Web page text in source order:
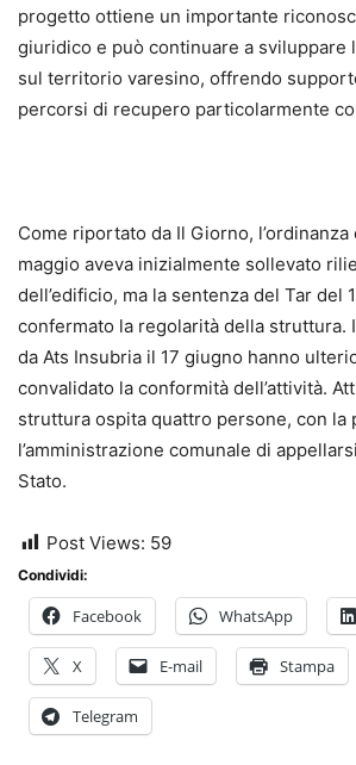
progetto ottiene un importante
giuridico e può continuare a sviluppare
sul territorio varesino, offrendo
percorsi di recupero particolarmente
Come riportato da Il Giorno,
maggio aveva inizialmente sollevato
dell’edificio, ma la sentenza del Tar del
confermato la regolarità della struttura.
da Ats Insubria il 17 giugno hanno
convalidato la conformità dell’attività.
struttura ospita quattro persone, con la
l’amministrazione comunale di
Stato.
Post Views: 59
Condividi:
Facebook WhatsApp
X E-mail Stampa
Telegram